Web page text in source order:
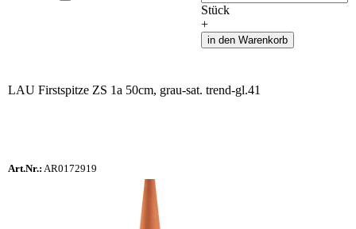
Stück
+
in den Warenkorb
LAU Firstspitze ZS 1a 50cm, grau-sat. trend-gl.41
Art.Nr.: AR0172919